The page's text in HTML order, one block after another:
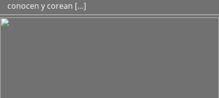
conocen y corean […]